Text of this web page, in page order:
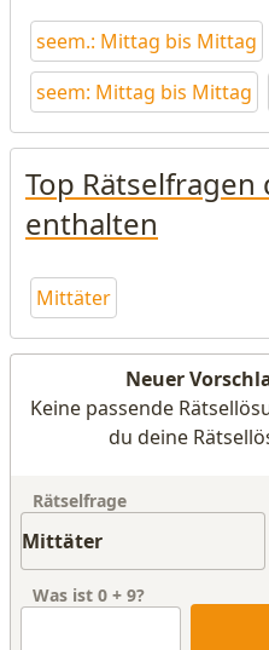
seem.: Mittag bis Mittag
seem: Mittag bis Mittag
Top
enthalten
Mittäter
Neuer
Keine passende
du deine
Rätselfrage
Was ist 0 + 9?